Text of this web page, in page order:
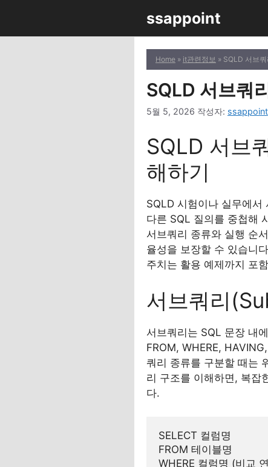
츠
ssappoint
Home » it관련정보 » SQLD 서브
SQLD 서브쿼
5월 5, 2026 작성자: ssappoint
SQLD 서브
해하기
SQLD 시험이나 실무에
다른 SQL 질의를 중첩해
서브쿼리 종류와 실행 순
율성을 보장할 수 있습니
주치는 활용 예제까지 포
서브쿼리
서브쿼리는 SQL 문장 내
FROM, WHERE,
쿼리 종류를 구분할 때는
리 구조를 이해하면, 복잡
다.
SELECT 컬럼명
FROM 테이블명